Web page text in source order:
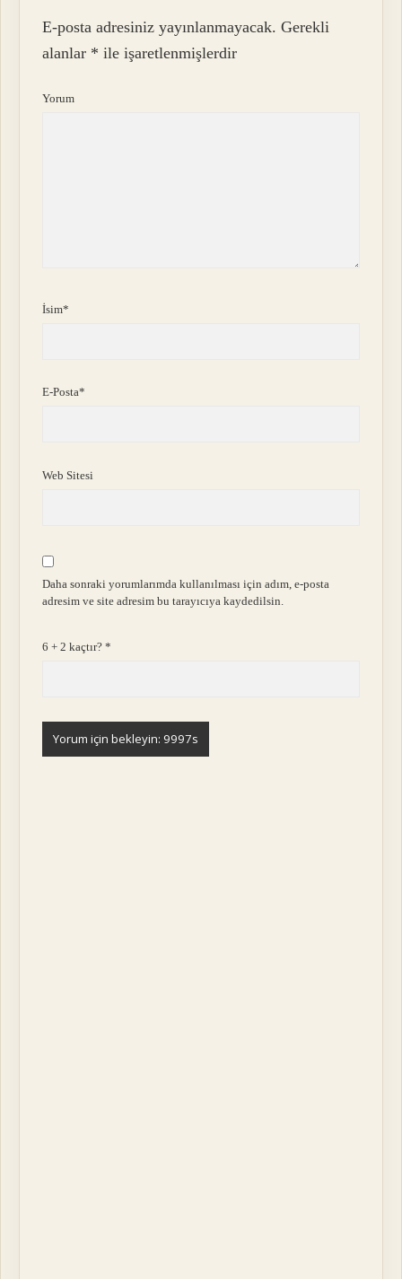
E-posta adresiniz yayınlanmayacak. Gerekli
alanlar * ile işaretlenmişlerdir
Yorum
İsim*
E-Posta*
Web Sitesi
Daha sonraki yorumlarımda kullanılması için adım, e-posta
adresim ve site adresim bu tarayıcıya kaydedilsin.
6 + 2 kaçtır?*